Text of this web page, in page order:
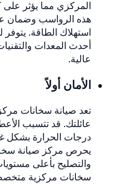
المركزي مما يؤثر على
هذه الرواسب وضمان
استهلاك الطاقة.
أحدث المعدات
عالية.
الأمان أولاً
تعد صيانة سخانات
عائلتك. قد تتسبب
درجات الحرارة بشكل
يحرص مركز صيانة
والتصليح بأعلى
سخانات مركزية